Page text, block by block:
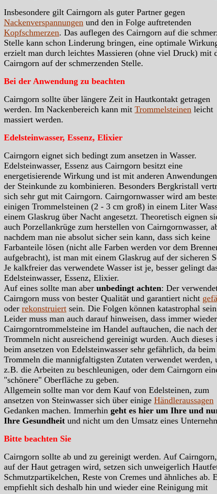
Insbesondere gilt Cairngorn als guter Partner gegen
Nackenverspannungen und den in Folge auftretenden
Kopfschmerzen. Das auflegen des Cairngorn auf die
Stelle kann schon Linderung bringen, eine optimale
erzielt man durch leichtes Massieren (ohne viel Druck) mit
Cairngorn auf der schmerzenden Stelle.
Bei der Anwendung zu beachten
Cairngorn sollte über längere Zeit in Hautkontakt getragen
werden. Im Nackenbereich kann mit Trommelsteinen leicht
massiert werden.
Edelsteinwasser, Essenz, Elixier
Cairngorn eignet sich bedingt zum ansetzen in Wasser.
Edelsteinwasser, Essenz aus Cairngorn besitzt eine
energetisierende Wirkung und ist mit anderen
der Steinkunde zu kombinieren. Besonders Bergkristall
sich sehr gut mit Cairngorn. Cairngornwasser wird am
einigen Trommelsteinen (2 - 3 cm groß) in einem Liter
einem Glaskrug über Nacht angesetzt. Theoretisch eignen
auch Porzellankrüge zum herstellen von Cairngornwasser,
nachdem man nie absolut sicher sein kann, dass sich keine
Farbanteile lösen (nicht alle Farben werden vor dem
aufgebracht), ist man mit einem Glaskrug auf der sicheren
Je kalkfreier das verwendete Wasser ist je, besser gelingt
Edelsteinwasser, Essenz, Elixier.
Auf eines sollte man aber unbedingt achten: Der
Cairngorn muss von bester Qualität und garantiert nicht
oder rekonstruiert sein. Die Folgen können katastrophal
Leider muss man auch darauf hinweisen, dass immer wieder
Cairngorntrommelsteine im Handel auftauchen, die nach
Trommeln nicht ausreichend gereinigt wurden. Auch dieses
beim ansetzen von Edelsteinwasser sehr gefährlich, da beim
Trommeln die mannigfaltigsten Zutaten verwendet werden,
z.B. die Arbeiten zu beschleunigen, oder dem Cairngorn
"schönere" Oberfläche zu geben.
Allgemein sollte man vor dem Kauf von Edelsteinen, zum
ansetzen von Steinwasser sich über einige Händleraussagen
Gedanken machen. Immerhin geht es hier um Ihre und
Ihre Gesundheit und nicht um den Umsatz eines
Bitte beachten Sie
Cairngorn sollte ab und zu gereinigt werden. Auf
auf der Haut getragen wird, setzen sich unweigerlich
Schmutzpartikelchen, Reste von Cremes und ähnliches ab.
empfiehlt sich deshalb hin und wieder eine Reinigung mit